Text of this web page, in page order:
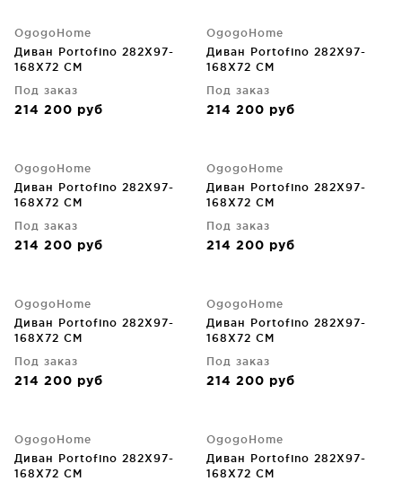
OgogoHome
Диван Portofino 282X97-
168X72 CM
Под заказ
214 200 руб
OgogoHome
Диван Portofino 282X97-
168X72 CM
Под заказ
214 200 руб
OgogoHome
Диван Portofino 282X97-
168X72 CM
Под заказ
214 200 руб
OgogoHome
Диван Portofino 282X97-
168X72 CM
Под заказ
214 200 руб
OgogoHome
Диван Portofino 282X97-
168X72 CM
Под заказ
214 200 руб
OgogoHome
Диван Portofino 282X97-
168X72 CM
Под заказ
214 200 руб
OgogoHome
Диван Portofino 282X97-
168X72 CM
OgogoHome
Диван Portofino 282X97-
168X72 CM